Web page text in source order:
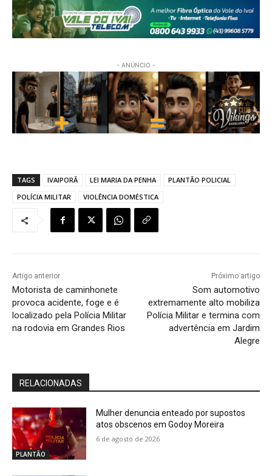
- ANÚNCIO -
TAGS IVAIPORÃ LEI MARIA DA PENHA
PLANTÃO POLICIAL
POLÍCIA MILITAR
VIOLÊNCIA DOMÉSTICA
Artigo anterior
Motorista de caminhonete
provoca acidente, foge e é
localizado pela Polícia Militar
na rodovia em Grandes Rios
Próximo artigo
Som automotivo
extremamente alto mobiliza
Polícia Militar e termina com
advertência em Jardim
Alegre
RELACIONADAS
PLANTÃO
Mulher denuncia enteado por supostos
atos obscenos em Godoy Moreira
6 de agosto de 2026